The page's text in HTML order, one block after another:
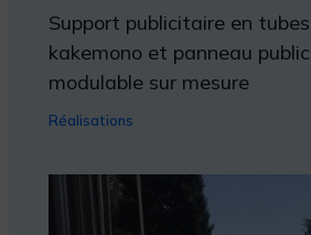
Support publicitaire en
kakemono et panneau
modulable sur mesure
Réalisations